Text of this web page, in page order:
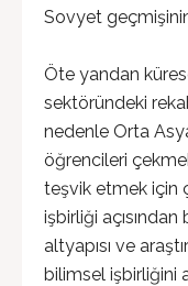
Sovyet
Öte yandan
sektöründeki
nedenle Orta
öğrencileri
teşvik etmek için
işbirliği
altyapısı ve
bilimsel işbirliğini